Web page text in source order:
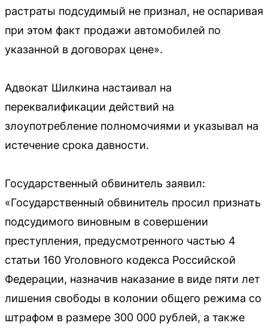
растраты подсудимый не признал, не оспаривая
при этом факт продажи автомобилей по
указанной в договорах цене».
Адвокат Шилкина настаивал на
переквалификации действий на
злоупотребление полномочиями и указывал на
истечение срока давности.
Государственный обвинитель заявил:
«Государственный обвинитель просил признать
подсудимого виновным в совершении
преступления, предусмотренного частью 4
статьи 160 Уголовного кодекса Российской
Федерации, назначив наказание в виде пяти лет
лишения свободы в колонии общего режима со
штрафом в размере 300 000 рублей, а также